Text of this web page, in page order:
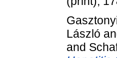
László
and